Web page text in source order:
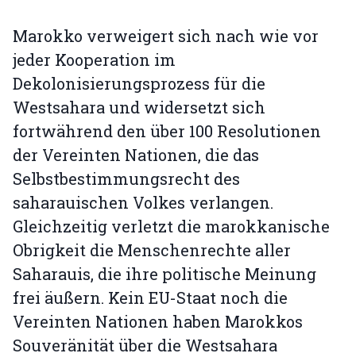
Marokko verweigert sich nach wie vor
jeder Kooperation im
Dekolonisierungsprozess für die
Westsahara und widersetzt sich
fortwährend den über 100 Resolutionen
der Vereinten Nationen, die das
Selbstbestimmungsrecht des
saharauischen Volkes verlangen.
Gleichzeitig verletzt die marokkanische
Obrigkeit die Menschenrechte aller
Saharauis, die ihre politische Meinung
frei äußern. Kein EU-Staat noch die
Vereinten Nationen haben Marokkos
Souveränität über die Westsahara